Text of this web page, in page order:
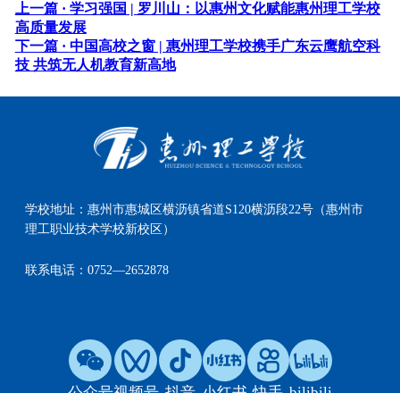
上一篇 · 学习强国 | 罗川山：以惠州文化赋能惠州理工学校
高质量发展
下一篇 · 中国高校之窗 | 惠州理工学校携手广东云鹰航空科
技 共筑无人机教育新高地
学校地址：惠州市惠城区横沥镇省道S120横沥段22号（惠州市
理工职业技术学校新校区）
联系电话：0752—2652878